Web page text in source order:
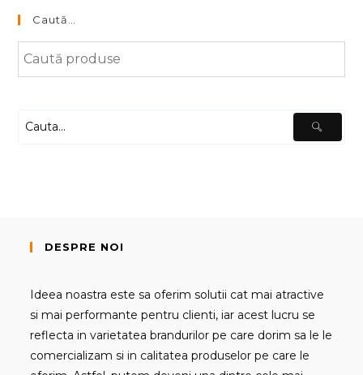
Caută…
DESPRE NOI
Ideea noastra este sa oferim solutii cat mai atractive
si mai performante pentru clienti, iar acest lucru se
reflecta in varietatea brandurilor pe care dorim sa le le
comercializam si in calitatea produselor pe care le